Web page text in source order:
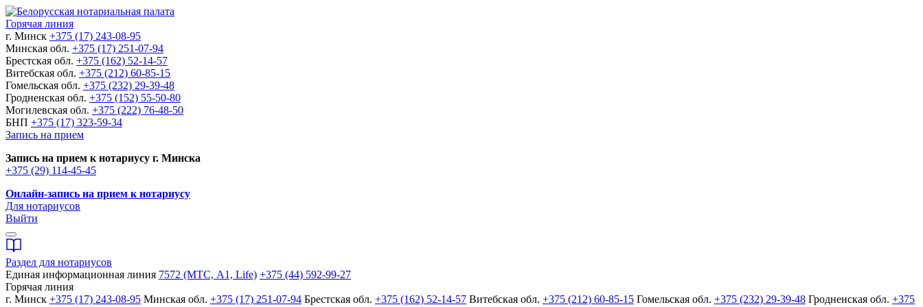
Горячая линия
г. Минск +375 (17) 243-08-95
Минская обл. +375 (17) 251-07-94
Брестская обл. +375 (162) 52-14-57
Витебская обл. +375 (212) 60-85-15
Гомельская обл. +375 (232) 29-39-48
Гродненская обл. +375 (152) 55-50-80
Могилевская обл. +375 (222) 76-48-50
БНП +375 (17) 323-59-34
Запись на прием
Запись на прием к нотариусу г. Минска
+375 (29) 114-45-45
Онлайн-запись на прием к нотариусу
Для нотариусов
Выйти
Раздел для нотариусов
Единая информационная линия 7572 (МТС, A1, Life) +375 (44) 592-99-27
Горячая линия
г. Минск +375 (17) 243-08-95 Минская обл. +375 (17) 251-07-94 Брестская обл. +375 (162) 52-14-57 Витебская обл. +375 (212) 60-85-15 Гомельская обл. +375 (232) 29-39-48 Гродненская обл. +375